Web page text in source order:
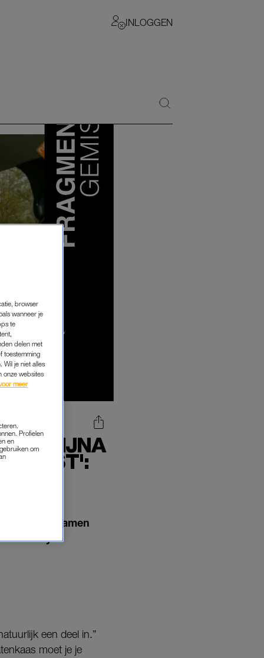
INLOGGEN
BIJNA
DORST':
te gast. Samen
Janny
een deel in.”
moet je je
browser
wanneer je
te
delen met
toestemming
Wil je niet alles
onze websites
meer
Profielen
en
om